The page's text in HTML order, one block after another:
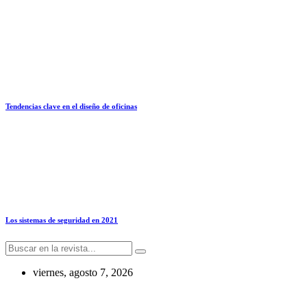
Tendencias clave en el diseño de oficinas
Los sistemas de seguridad en 2021
viernes, agosto 7, 2026